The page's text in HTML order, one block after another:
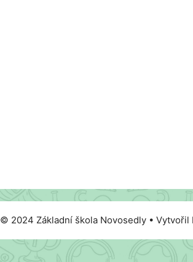
© 2024 Základní škola Novosedly • Vytvořil